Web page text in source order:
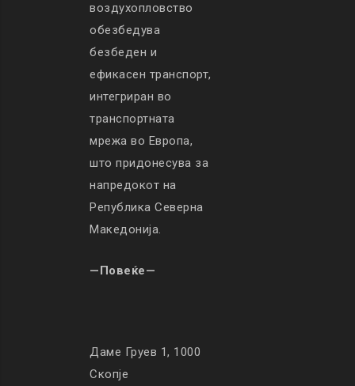
воздухопловство
обезбедува
безбеден и
ефикасен транспорт,
интегриран во
транспортната
мрежа во Европа,
што придонесува за
напредокот на
Република Северна
Македонија.
—Повеќе—
Даме Груев 1, 1000
Скопје